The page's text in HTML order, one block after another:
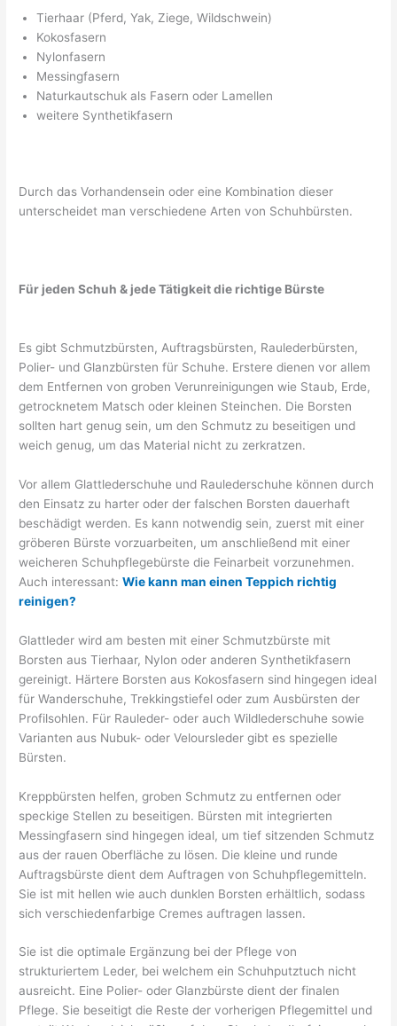
Tierhaar (Pferd, Yak, Ziege, Wildschwein)
Kokosfasern
Nylonfasern
Messingfasern
Naturkautschuk als Fasern oder Lamellen
weitere Synthetikfasern
Durch das Vorhandensein oder eine Kombination dieser
unterscheidet man verschiedene Arten von Schuhbürsten.
Für jeden Schuh & jede Tätigkeit die richtige Bürste
Es gibt Schmutzbürsten, Auftragsbürsten, Raulederbürsten,
Polier- und Glanzbürsten für Schuhe. Erstere dienen vor allem
dem Entfernen von groben Verunreinigungen wie Staub, Erde,
getrocknetem Matsch oder kleinen Steinchen. Die Borsten
sollten hart genug sein, um den Schmutz zu beseitigen und
weich genug, um das Material nicht zu zerkratzen.
Vor allem Glattlederschuhe und Raulederschuhe können durch
den Einsatz zu harter oder der falschen Borsten dauerhaft
beschädigt werden. Es kann notwendig sein, zuerst mit einer
gröberen Bürste vorzuarbeiten, um anschließend mit einer
weicheren Schuhpflegebürste die Feinarbeit vorzunehmen.
Auch interessant:Wie kann man einen Teppich richtig
reinigen?
Glattleder wird am besten mit einer Schmutzbürste mit
Borsten aus Tierhaar, Nylon oder anderen Synthetikfasern
gereinigt. Härtere Borsten aus Kokosfasern sind hingegen ideal
für Wanderschuhe, Trekkingstiefel oder zum Ausbürsten der
Profilsohlen. Für Rauleder- oder auch Wildlederschuhe sowie
Varianten aus Nubuk- oder Veloursleder gibt es spezielle
Bürsten.
Kreppbürsten helfen, groben Schmutz zu entfernen oder
speckige Stellen zu beseitigen. Bürsten mit integrierten
Messingfasern sind hingegen ideal, um tief sitzenden Schmutz
aus der rauen Oberfläche zu lösen. Die kleine und runde
Auftragsbürste dient dem Auftragen von Schuhpflegemitteln.
Sie ist mit hellen wie auch dunklen Borsten erhältlich, sodass
sich verschiedenfarbige Cremes auftragen lassen.
Sie ist die optimale Ergänzung bei der Pflege von
strukturiertem Leder, bei welchem ein Schuhputztuch nicht
ausreicht. Eine Polier- oder Glanzbürste dient der finalen
Pflege. Sie beseitigt die Reste der vorherigen Pflegemittel und